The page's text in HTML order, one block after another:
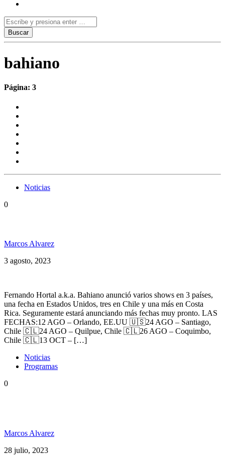
bahiano
Página: 3
Noticias
0
Marcos Alvarez
3 agosto, 2023
Fernando Hortal a.k.a. Bahiano anunció varios shows en 3 países,
una fecha en Estados Unidos, tres en Chile y una más en Costa
Rica. Seguramente estará anunciando más fechas muy pronto. LAS
FECHAS:12 AGO – Orlando, EE.UU 🇺🇸24 AGO – Santiago,
Chile 🇨🇱24 AGO – Quilpue, Chile 🇨🇱26 AGO – Coquimbo,
Chile 🇨🇱13 OCT – […]
Noticias
Programas
0
Marcos Alvarez
28 julio, 2023